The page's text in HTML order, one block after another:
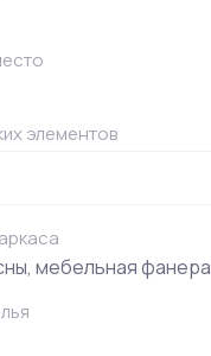
элементов
мебельная фанера